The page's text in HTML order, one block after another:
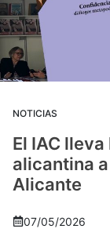
NOTICIAS
El IAC
alicantina
Alicante
07/05/2026